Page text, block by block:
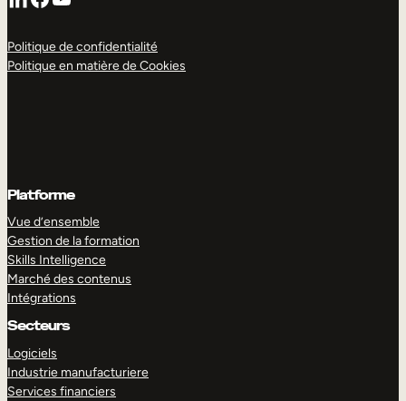
Politique de confidentialité
Politique en matière de Cookies
Platforme
Vue d’ensemble
Gestion de la formation
Skills Intelligence
Marché des contenus
Intégrations
Secteurs
Logiciels
Industrie manufacturiere
Services financiers